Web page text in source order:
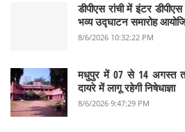
डीपीएस रांची में इंटर
भव्य उद्घाटन समारोह
8/6/2026 10:32:22 PM
मधुपुर में 07 से 14 अगस्त
दायरे में लागू रहेगी निषेधाज्ञा
8/6/2026 9:47:29 PM